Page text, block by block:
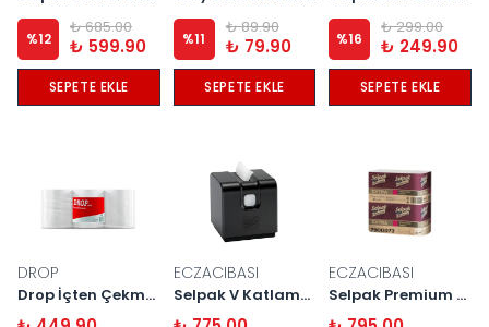
%12
₺ 685.00
₺ 599.90
SEPETE EKLE
%11
₺ 89.90
₺ 79.90
SEPETE EKLE
%16
₺ 299.00
₺ 249.90
SEPETE EKLE
DROP
Drop İçten Çekme Havlu 3,5 kg
ECZACIBASI
Selpak V Katlama Picasso Masaüstü Aparat
ECZACIBASI
Selpak Premium Dispenser Peçete 250X18